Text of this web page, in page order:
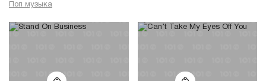
Поп музыка